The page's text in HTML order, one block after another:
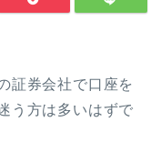
証券会社で口座を
う方は多いはずで